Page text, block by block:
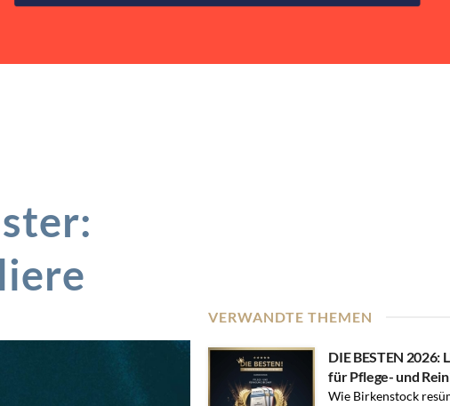
VERWANDTE THEMEN
DIE BESTEN 2026:
für Pflege- und
Wie Birkenstock